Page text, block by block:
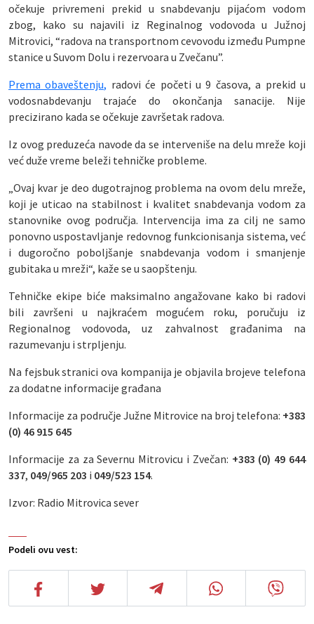
Podeli ovu vest:
očekuje privremeni prekid u snabdevanju pijaćom vodom
zbog, kako su najavili iz Reginalnog vodovoda u Južnoj
Mitrovici, “radova na transportnom cevovodu između Pumpne
stanice u Suvom Dolu i rezervoara u Zvečanu”.
Prema obaveštenju, radovi će početi u 9 časova, a prekid u
vodosnabdevanju trajaće do okončanja sanacije. Nije
precizirano kada se očekuje završetak radova.
Iz ovog preduzeća navode da se interveniše na delu mreže koji
već duže vreme beleži tehničke probleme.
„Ovaj kvar je deo dugotrajnog problema na ovom delu mreže,
koji je uticao na stabilnost i kvalitet snabdevanja vodom za
stanovnike ovog područja. Intervencija ima za cilj ne samo
ponovno uspostavljanje redovnog funkcionisanja sistema, već
i dugoročno poboljšanje snabdevanja vodom i smanjenje
gubitaka u mreži“, kaže se u saopštenju.
Tehničke ekipe biće maksimalno angažovane kako bi radovi
bili završeni u najkraćem mogućem roku, poručuju iz
Regionalnog vodovoda, uz zahvalnost građanima na
razumevanju i strpljenju.
Na fejsbuk stranici ova kompanija je objavila brojeve telefona
za dodatne informacije građana
Informacije za područje Južne Mitrovice na broj telefona: +383
(0) 46 915 645
Informacije za za Severnu Mitrovicu i Zvečan: +383 (0) 49 644
337, 049/965 203 i 049/523 154.
Izvor: Radio Mitrovica sever